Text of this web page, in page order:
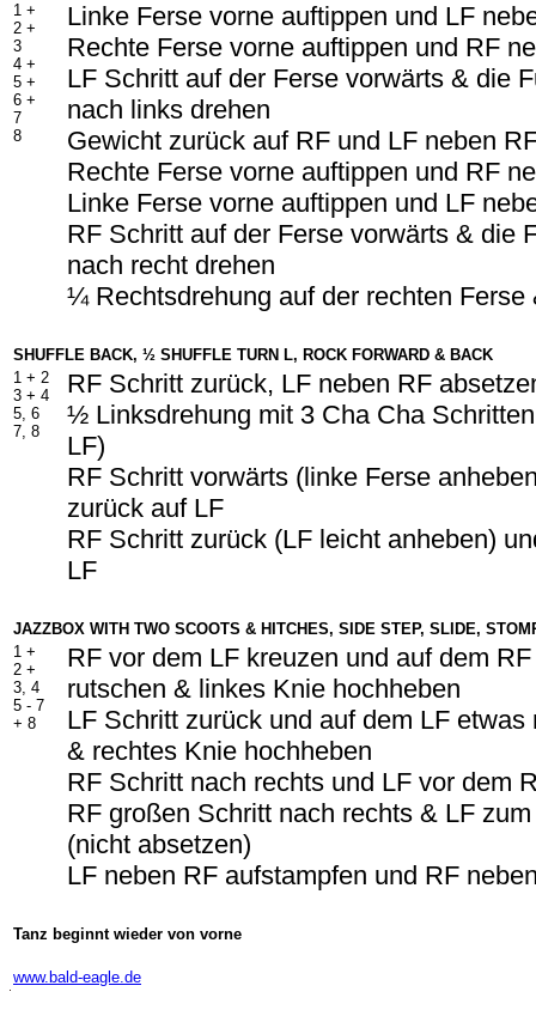
1 +
2 +
3
4 +
5 +
6 +
7
8
Linke Ferse vorne auftippen und LF
Rechte Ferse vorne auftippen und RF
LF Schritt auf der Ferse vorwärts & die
nach links drehen
Gewicht zurück auf RF und LF neben
Rechte Ferse vorne auftippen und RF
Linke Ferse vorne auftippen und LF
RF Schritt auf der Ferse vorwärts & die
nach recht drehen
¼ Rechtsdrehung auf der rechten Ferse
SHUFFLE BACK, ½ SHUFFLE TURN L, ROCK FORWARD & BACK
1 + 2
3 + 4
5, 6
7, 8
RF Schritt zurück, LF neben RF
½ Linksdrehung mit 3 Cha Cha
LF)
RF Schritt vorwärts (linke Ferse
zurück auf LF
RF Schritt zurück (LF leicht anheben)
LF
JAZZBOX WITH TWO SCOOTS & HITCHES, SIDE STEP, SLIDE,
1 +
2 +
3, 4
5 - 7
+ 8
RF vor dem LF kreuzen und auf dem
rutschen & linkes Knie hochheben
LF Schritt zurück und auf dem LF
& rechtes Knie hochheben
RF Schritt nach rechts und LF vor dem
RF großen Schritt nach rechts & LF
(nicht absetzen)
LF neben RF aufstampfen und RF
Tanz beginnt wieder von vorne
www.bald-eagle.de